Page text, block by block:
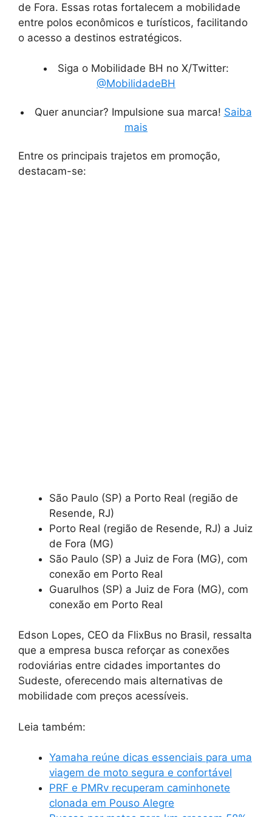
de Fora. Essas rotas fortalecem a mobilidade
entre polos econômicos e turísticos, facilitando
o acesso a destinos estratégicos.
Siga o Mobilidade BH no X/Twitter:
@MobilidadeBH
Quer anunciar? Impulsione sua marca! Saiba
mais
Entre os principais trajetos em promoção,
destacam-se:
São Paulo (SP) a Porto Real (região de
Resende, RJ)
Porto Real (região de Resende, RJ) a Juiz
de Fora (MG)
São Paulo (SP) a Juiz de Fora (MG), com
conexão em Porto Real
Guarulhos (SP) a Juiz de Fora (MG), com
conexão em Porto Real
Edson Lopes, CEO da FlixBus no Brasil, ressalta
que a empresa busca reforçar as conexões
rodoviárias entre cidades importantes do
Sudeste, oferecendo mais alternativas de
mobilidade com preços acessíveis.
Leia também:
Yamaha reúne dicas essenciais para uma
viagem de moto segura e confortável
PRF e PMRv recuperam caminhonete
clonada em Pouso Alegre